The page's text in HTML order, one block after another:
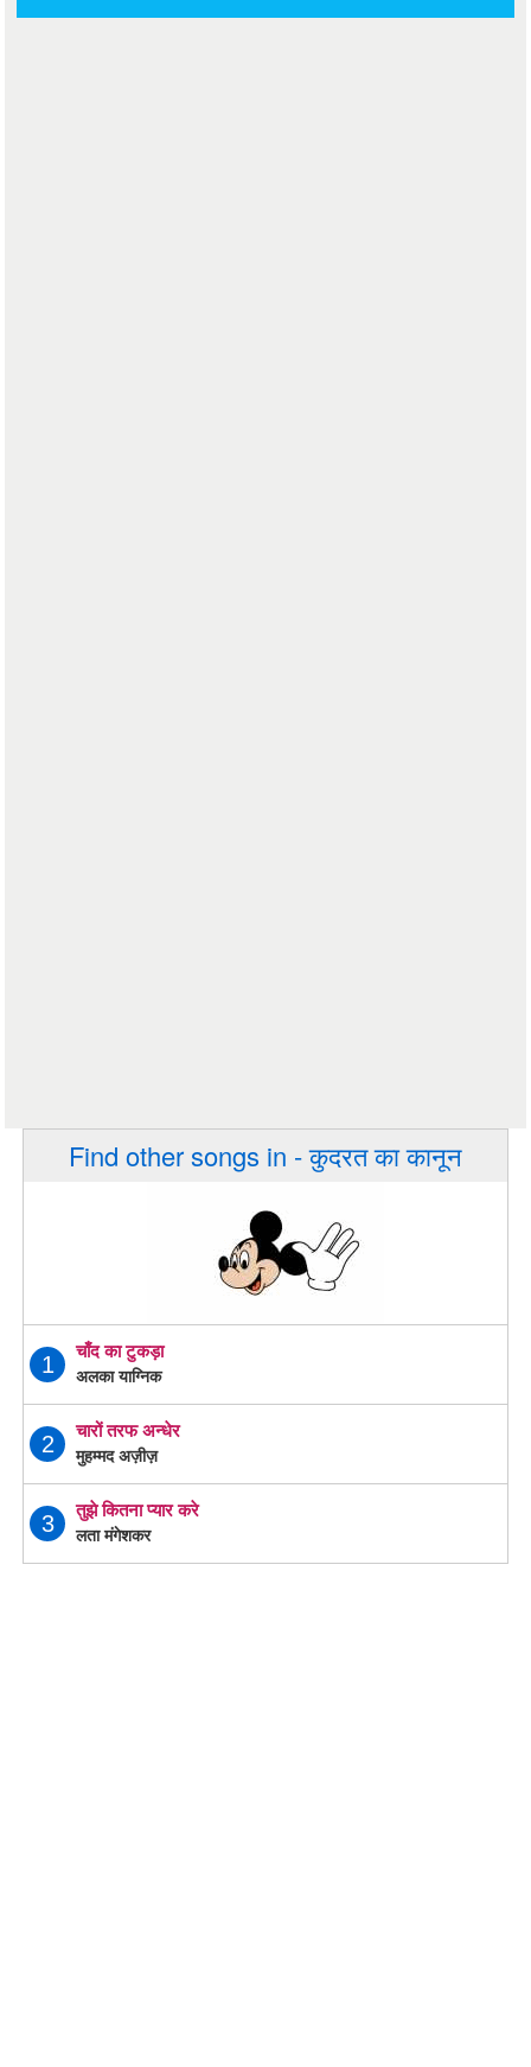
Find other songs in - कुदरत का कानून
1
चाँद का टुकड़ा
अलका याग्निक
2
चारों तरफ अन्धेर
मुहम्मद अज़ीज़
3
तुझे कितना प्यार करे
लता मंगेशकर